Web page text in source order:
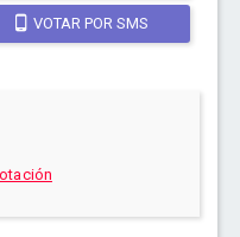
VOTAR POR SMS